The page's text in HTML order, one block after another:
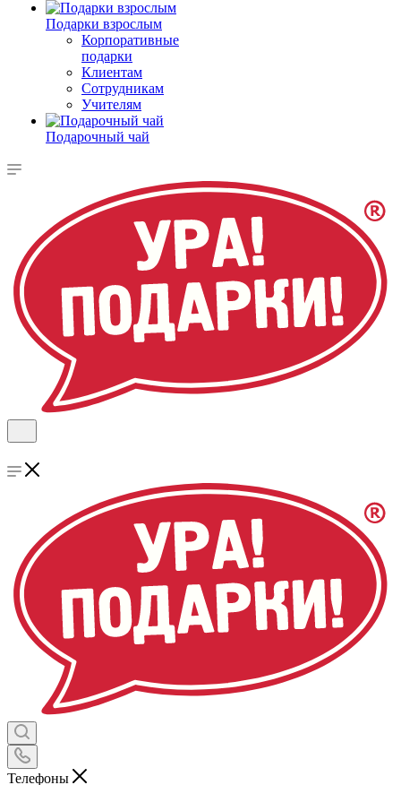
Подарки взрослым
Корпоративные
подарки
Клиентам
Сотрудникам
Учителям
Подарочный чай
Телефоны